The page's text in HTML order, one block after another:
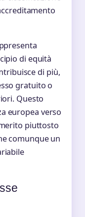
di equità
di più,
gratuito o
Questo
europea verso
piuttosto
comunque un